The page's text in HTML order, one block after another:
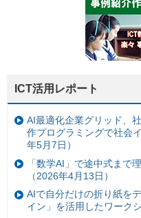
ICT活用レポート
AI最適化企業グリッド、
作プログラミングで社会
年5月7日）
「数学AI」で途中式まで
（2026年4月13日）
AIで自分だけの折り紙を
イン」を活用したワーク